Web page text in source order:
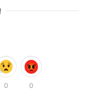
0 0